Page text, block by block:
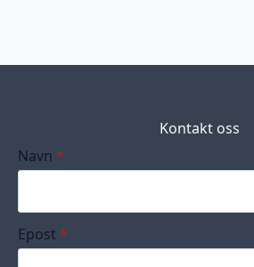
Kontakt oss
Navn *
Epost *